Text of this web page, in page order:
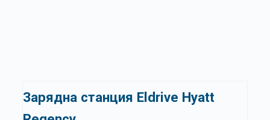
Зарядна станция Eldrive Hyatt